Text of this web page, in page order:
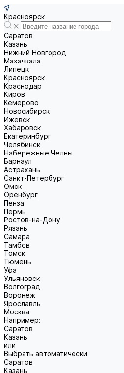
Красноярск
Саратов
Казань
Нижний Новгород
Махачкала
Липецк
Красноярск
Краснодар
Киров
Кемерово
Новосибирск
Ижевск
Хабаровск
Екатеринбург
Челябинск
Набережные Челны
Барнаул
Астрахань
Санкт-Петербург
Омск
Оренбург
Пенза
Пермь
Ростов-на-Дону
Рязань
Самара
Тамбов
Томск
Тюмень
Уфа
Ульяновск
Волгоград
Воронеж
Ярославль
Москва
Например:
Саратов
Казань
или
Выбрать автоматически
Саратов
Казань